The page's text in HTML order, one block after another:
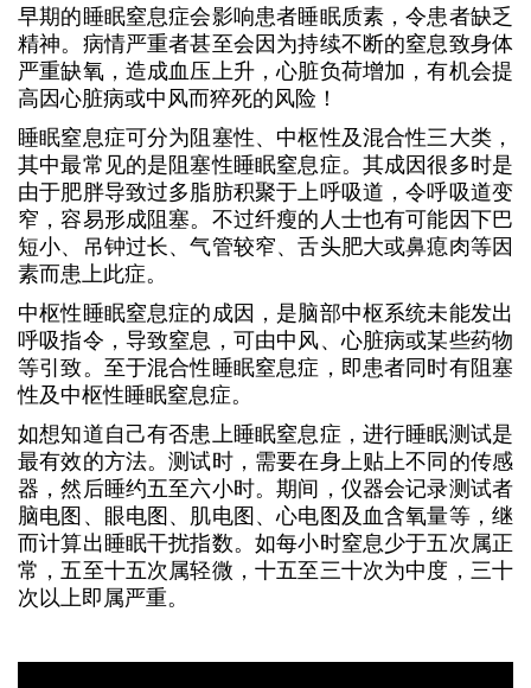
早期的睡眠窒息症会影响患者睡眠质素，令患者缺乏
精神。病情严重者甚至会因为持续不断的窒息致身体
严重缺氧，造成血压上升，心脏负荷增加，有机会提
高因心脏病或中风而猝死的风险！
睡眠窒息症可分为阻塞性、中枢性及混合性三大类，
其中最常见的是阻塞性睡眠窒息症。其成因很多时是
由于肥胖导致过多脂肪积聚于上呼吸道，令呼吸道变
窄，容易形成阻塞。不过纤瘦的人士也有可能因下巴
短小、吊钟过长、气管较窄、舌头肥大或鼻瘜肉等因
素而患上此症。
中枢性睡眠窒息症的成因，是脑部中枢系统未能发出
呼吸指令，导致窒息，可由中风、心脏病或某些药物
等引致。至于混合性睡眠窒息症，即患者同时有阻塞
性及中枢性睡眠窒息症。
如想知道自己有否患上睡眠窒息症，进行睡眠测试是
最有效的方法。测试时，需要在身上贴上不同的传感
器，然后睡约五至六小时。期间，仪器会记录测试者
脑电图、眼电图、肌电图、心电图及血含氧量等，继
而计算出睡眠干扰指数。如每小时窒息少于五次属正
常，五至十五次属轻微，十五至三十次为中度，三十
次以上即属严重。